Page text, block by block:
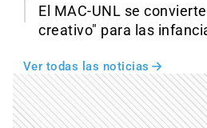
El MAC-UNL se
creativo" para las
Ver todas las noticias